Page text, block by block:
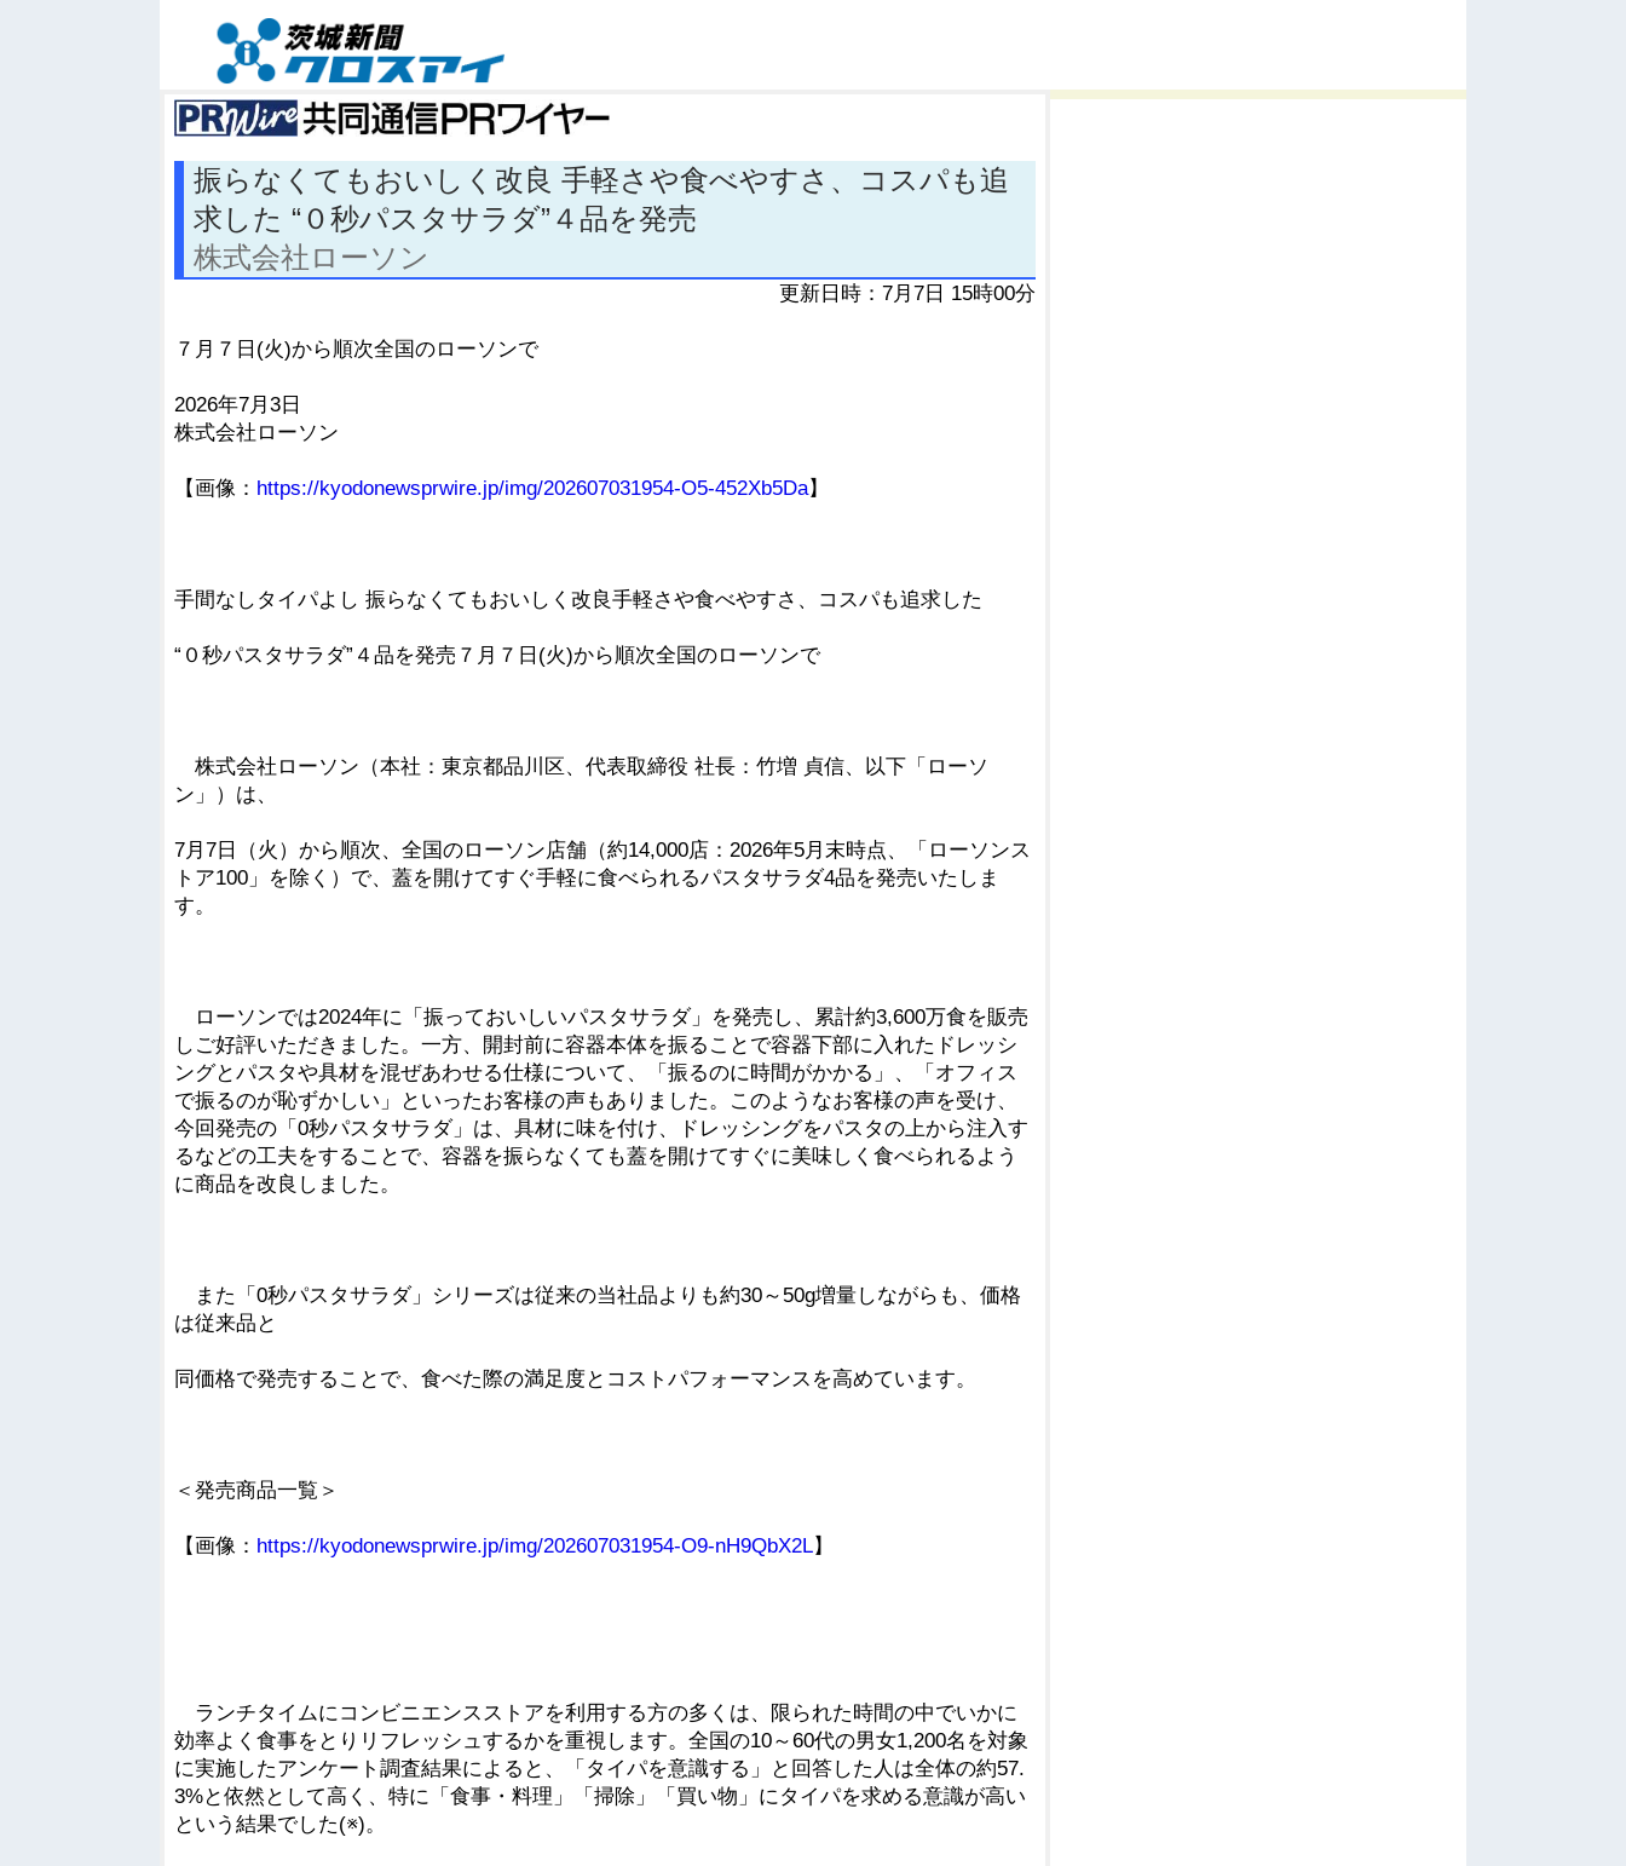
振らなくてもおいしく改良 手軽さや食べやすさ、コスパも追
求した “０秒パスタサラダ”４品を発売
株式会社ローソン
更新日時：7月7日 15時00分
７月７日(火)から順次全国のローソンで
2026年7月3日
株式会社ローソン
【画像： https://kyodonewsprwire.jp/img/202607031954-O5-452Xb5Da】
手間なしタイパよし 振らなくてもおいしく改良手軽さや食べやすさ、コスパも追求した
“０秒パスタサラダ”４品を発売７月７日(火)から順次全国のローソンで
株式会社ローソン（本社：東京都品川区、代表取締役 社長：竹増 貞信、以下「ローソ
ン」）は、
7月7日（火）から順次、全国のローソン店舗（約14,000店：2026年5月末時点、「ローソンス
トア100」を除く）で、蓋を開けてすぐ手軽に食べられるパスタサラダ4品を発売いたしま
す。
ローソンでは2024年に「振っておいしいパスタサラダ」を発売し、累計約3,600万食を販売
しご好評いただきました。一方、開封前に容器本体を振ることで容器下部に入れたドレッシ
ングとパスタや具材を混ぜあわせる仕様について、「振るのに時間がかかる」、「オフィス
で振るのが恥ずかしい」といったお客様の声もありました。このようなお客様の声を受け、
今回発売の「0秒パスタサラダ」は、具材に味を付け、ドレッシングをパスタの上から注入す
るなどの工夫をすることで、容器を振らなくても蓋を開けてすぐに美味しく食べられるよう
に商品を改良しました。
また「0秒パスタサラダ」シリーズは従来の当社品よりも約30～50g増量しながらも、価格
は従来品と
同価格で発売することで、食べた際の満足度とコストパフォーマンスを高めています。
＜発売商品一覧＞
【画像： https://kyodonewsprwire.jp/img/202607031954-O9-nH9QbX2L】
ランチタイムにコンビニエンスストアを利用する方の多くは、限られた時間の中でいかに
効率よく食事をとりリフレッシュするかを重視します。全国の10～60代の男女1,200名を対象
に実施したアンケート調査結果によると、「タイパを意識する」と回答した人は全体の約57.
3%と依然として高く、特に「食事・料理」「掃除」「買い物」にタイパを求める意識が高い
という結果でした(※)。